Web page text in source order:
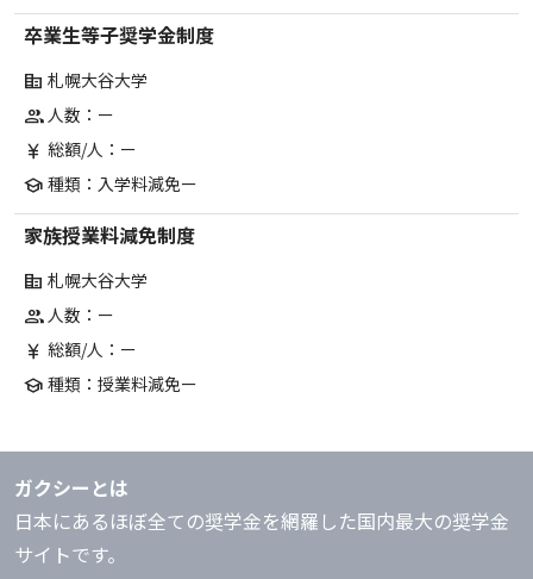
卒業生等子奨学金制度
corporate_fare 札幌大谷大学
group人数：ー
currency_yen 総額/人：ー
school 種類：入学料減免ー
家族授業料減免制度
corporate_fare 札幌大谷大学
group人数：ー
currency_yen 総額/人：ー
school 種類：授業料減免ー
ガクシーとは
日本にあるほぼ全ての奨学金を網羅した国内最大の奨学金
サイトです。